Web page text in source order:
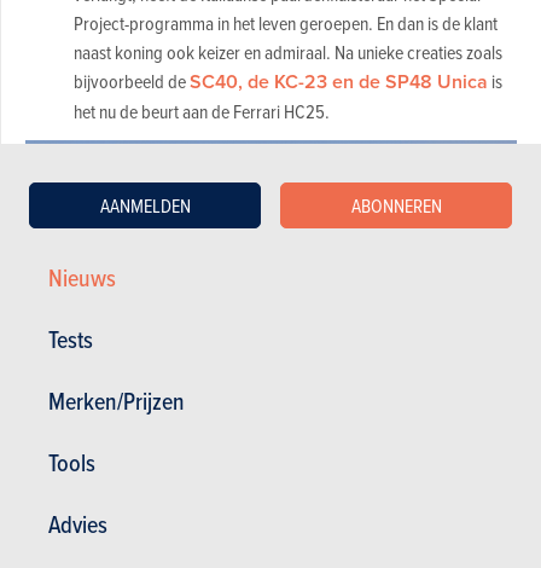
Nieuws
Tests
Merken/Prijzen
Tools
Advies
AANMELDEN ABONNEREN
Project-programma in het leven geroepen. En dan is de klant
naast koning ook keizer en admiraal. Na unieke creaties zoals
bijvoorbeeld deSC40, de KC-23 en de SP48 Unica is
het nu de beurt aan de Ferrari HC25.
2. Gebaseerd op de Ferrari F8 Spider